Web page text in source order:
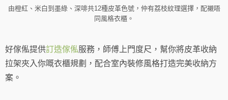
由橙紅、米白到墨綠、深啡共12種皮革色號，仲有荔枝紋理選擇，配襯唔
同風格衣櫃。
好傢俬提供訂造傢俬服務，師傅上門度尺，幫你將皮革收納
拉架夾入你嘅衣櫃規劃，配合室內裝修風格打造完美收納方
案。